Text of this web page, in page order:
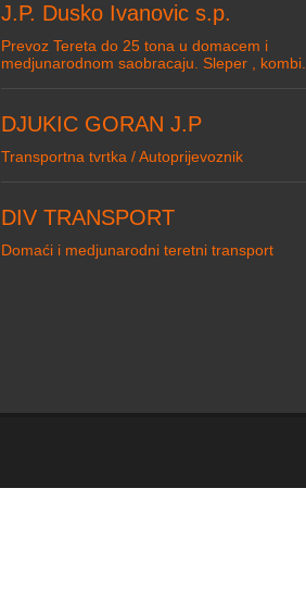
J.P. Dusko Ivanovic s.p.
Prevoz Tereta do 25 tona u domacem i
medjunarodnom saobracaju. Sleper , kombi.
DJUKIC GORAN J.P
Transportna tvrtka / Autoprijevoznik
DIV TRANSPORT
Domaći i medjunarodni teretni transport